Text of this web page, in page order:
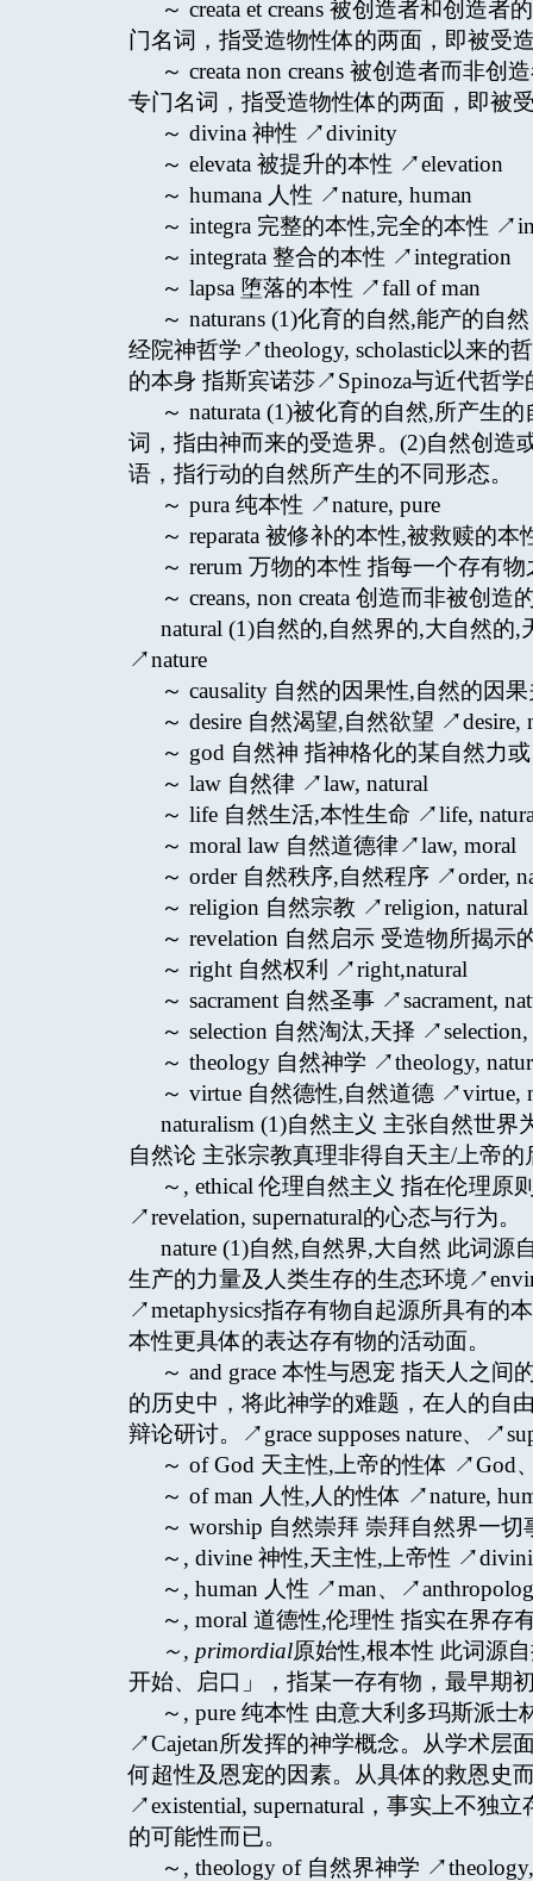
～ creata et creans 被创造者和创造
门名词，指受造物性体的两面，即被受
～ creata non creans 被创造者而非
专门名词，指受造物性体的两面，即被
～ divina 神性 ↗divinity
～ elevata 被提升的本性 ↗elevation
～ humana 人性 ↗nature, human
～ integra 完整的本性,完全的本性
～ integrata 整合的本性 ↗integration
～ lapsa 堕落的本性 ↗fall of man
～ naturans (1)化育的自然,能产的自
经院神哲学↗theology, scholastic以来的
的本身 指斯宾诺莎↗Spinoza与近代哲
～ naturata (1)被化育的自然,所产生
词，指由神而来的受造界。(2)自然创造
语，指行动的自然所产生的不同形态。
～ pura 纯本性 ↗nature, pure
～ reparata 被修补的本性,被救赎的本
～ rerum 万物的本性 指每一个存有
～ creans, non creata 创造而非被创
natural (1)自然的,自然界的,大自然的
↗nature
～ causality 自然的因果性,自然的因
～ desire 自然渴望,自然欲望 ↗desire,
～ god 自然神 指神格化的某自然力
～ law 自然律 ↗law, natural
～ life 自然生活,本性生命 ↗life,
～ moral law 自然道德律↗law, moral
～ order 自然秩序,自然程序 ↗order,
～ religion 自然宗教 ↗religion, natural
～ revelation 自然启示 受造物所揭示
～ right 自然权利 ↗right,natural
～ sacrament 自然圣事 ↗sacrament,
～ selection 自然淘汰,天择 ↗selection,
～ theology 自然神学 ↗theology,
～ virtue 自然德性,自然道德 ↗virtue,
naturalism (1)自然主义 主张自然世
自然论 主张宗教真理非得自天主/上帝
～, ethical 伦理自然主义 指在伦理
↗revelation, supernatural的心态与行为。
nature (1)自然,自然界,大自然 此词源
生产的力量及人类生存的生态环境
↗metaphysics指存有物自起源所具有的
本性更具体的表达存有物的活动面。
～ and grace 本性与恩宠 指天人之
的历史中，将此神学的难题，在人的自
辩论研讨。↗grace supposes nature、
～ of God 天主性,上帝的性体 ↗God
～ of man 人性,人的性体 ↗nature,
～ worship 自然崇拜 崇拜自然界一
～, divine 神性,天主性,上帝性
～, human 人性 ↗man、
～, moral 道德性,伦理性 指实在界
～, primordial原始性,根本性 此词源
开始、启口」，指某一存有物，最早期
～, pure 纯本性 由意大利多玛斯派
↗Cajetan所发挥的神学概念。从学术层
何超性及恩宠的因素。从具体的救恩史
↗existential, supernatural，事实上不独
的可能性而已。
～, theology of 自然界神学